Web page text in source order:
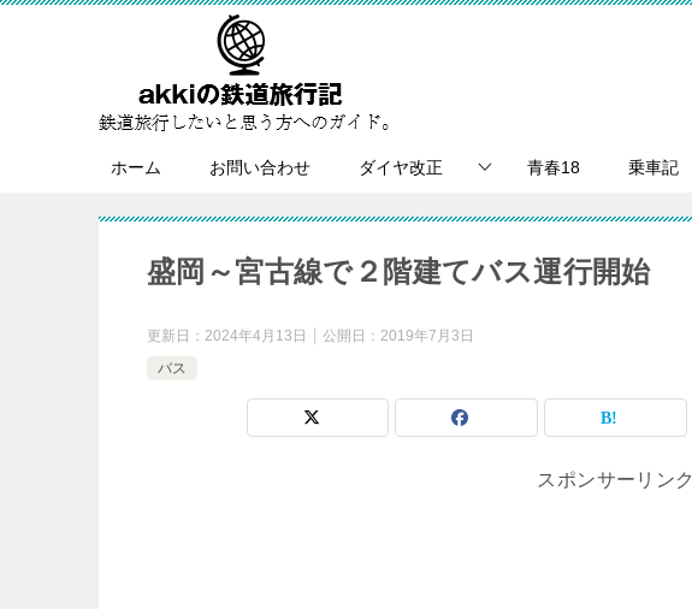
ホーム お問い合わせ ダイヤ改正 青春18 乗車記
盛岡～宮古線で２階建てバス運行開始
更新日： 2024年4月13日 公開日： 2019年7月3日
バス
スポンサーリンク